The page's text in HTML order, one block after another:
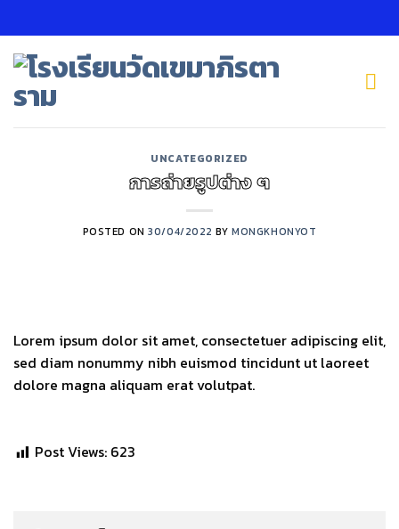
to
content
UNCATEGORIZED
การถ่ายรูปต่าง ๆ
POSTED ON30/04/2022 BYMONGKHONYOT
Lorem ipsum dolor sit amet, consectetuer adipiscing elit,
sed diam nonummy nibh euismod tincidunt ut laoreet
dolore magna aliquam erat volutpat.
Post Views: 623